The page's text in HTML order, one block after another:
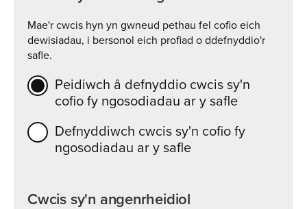
Mae'r cwcis hyn yn gwneud pethau fel cofio eich
dewisiadau, i bersonol eich profiad o ddefnyddio'r
safle.
Peidiwch â defnyddio cwcis sy'n
cofio fy ngosodiadau ar y safle
Defnyddiwch cwcis sy'n cofio fy
ngosodiadau ar y safle
Cwcis sy'n angenrheidiol